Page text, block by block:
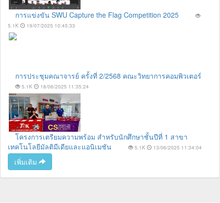
การแข่งขัน SWU Capture the Flag Competition 2025
5.1K 19/07/2025 10:45:33
การประชุมคณาจารย์ ครั้งที่ 2/2568 คณะวิทยาการคอมพิวเตอร์
5.1K 18/06/2025 11:35:24
โครงการเตรียมความพร้อม สำหรับนักศึกษาชั้นปีที่ 1 สาขา
เทคโนโลยีมัลติมีเดียและแอนิเมชัน
5.1K 13/06/2025 11:34:04
เพิ่มเติม